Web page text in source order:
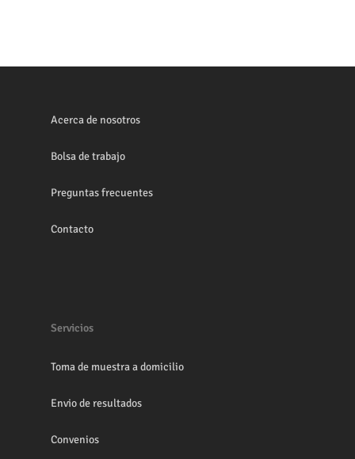
Acerca de nosotros
Bolsa de trabajo
Preguntas frecuentes
Contacto
Servicios
Toma de muestra a domicilio
Envio de resultados
Convenios